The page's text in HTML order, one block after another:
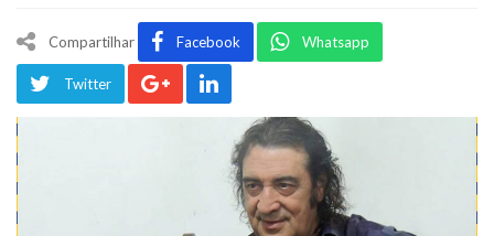
Compartilhar Facebook Whatsapp
Twitter